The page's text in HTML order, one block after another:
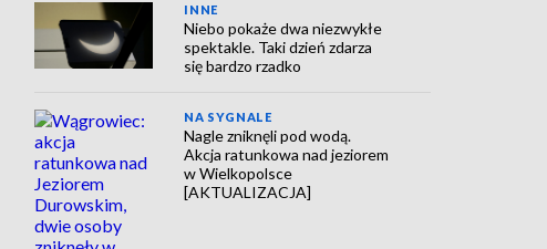
INNE
Niebo pokaże dwa niezwykłe
spektakle. Taki dzień zdarza
się bardzo rzadko
NA SYGNALE
Nagle zniknęli pod wodą.
Akcja ratunkowa nad jeziorem
w Wielkopolsce
[AKTUALIZACJA]